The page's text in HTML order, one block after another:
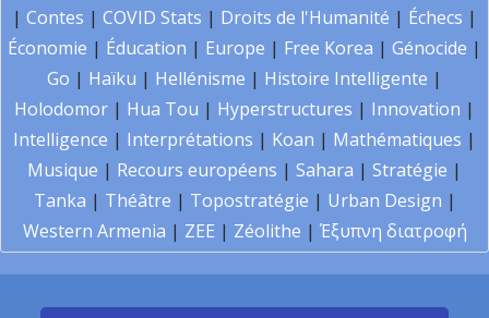
| Contes | COVID Stats | Droits de l'Humanité | Échecs |
Économie | Éducation | Europe | Free Korea | Génocide |
Go | Haïku | Hellénisme | Histoire Intelligente |
Holodomor | Hua Tou | Hyperstructures | Innovation |
Intelligence | Interprétations | Koan | Mathématiques |
Musique | Recours européens | Sahara | Stratégie |
Tanka | Théâtre | Topostratégie | Urban Design |
Western Armenia | ZEE | Zéolithe | Έξυπνη διατροφή